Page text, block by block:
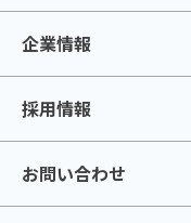
企業情報
採用情報
お問い合わせ